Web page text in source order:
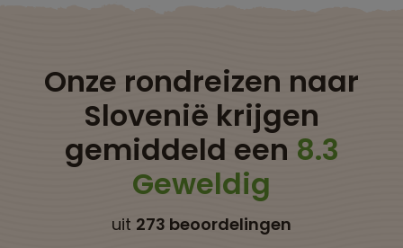
Onze rondreizen naar
Slovenië krijgen
gemiddeld een 8.3
Geweldig
uit 273 beoordelingen